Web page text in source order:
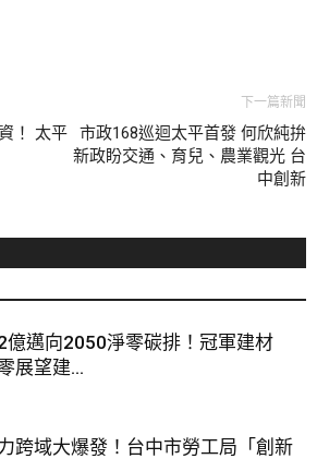
！ 太平
下一篇新聞
市政168巡迴太平首發 何欣純拚
新政盼交通、育兒、農業觀光 台
中創新
億邁向2050淨零碳排！冠軍建材
展望建...
跨域大爆發！台中市勞工局「創新